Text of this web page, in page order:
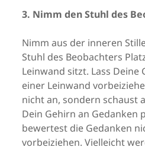
3. Nimm den Stuhl des
Nimm aus der inneren
Stuhl des Beobachters
Leinwand sitzt. Lass Deine
einer Leinwand
nicht an, sondern schaust
Dein Gehirn an Gedanken
bewertest die Gedanken
vorbeiziehen. Vielleicht